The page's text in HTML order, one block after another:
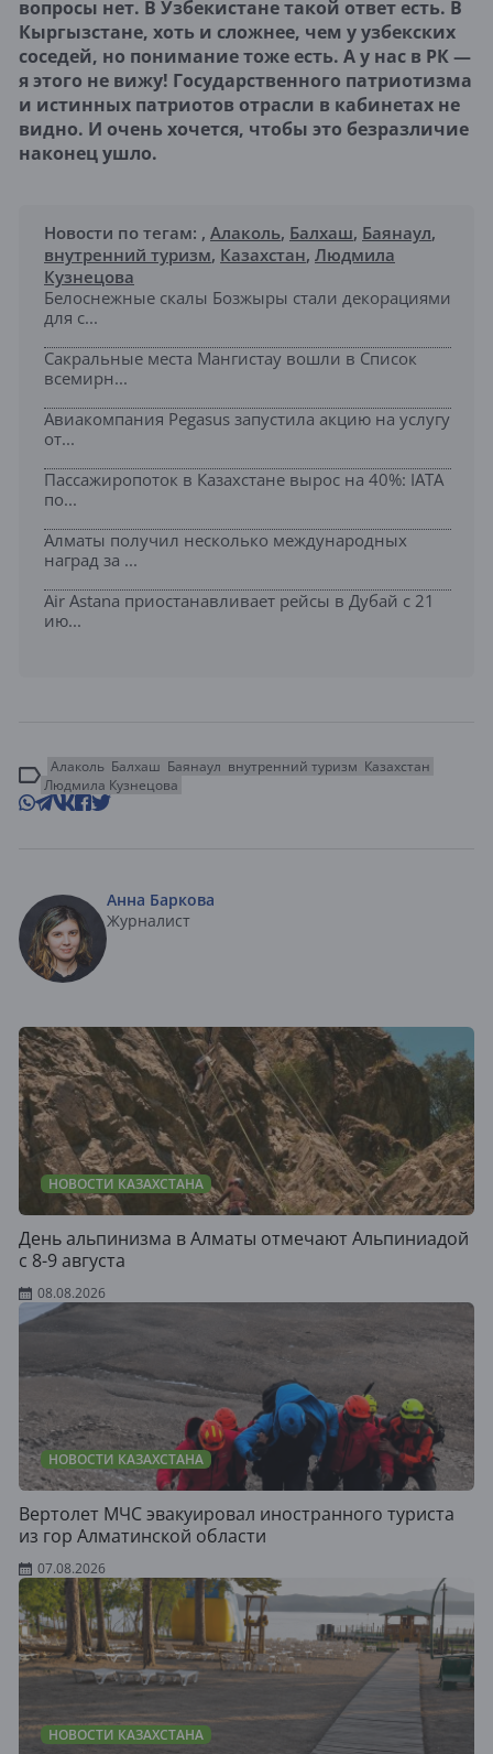
вопросы нет. В Узбекистане такой ответ есть. В
Кыргызстане, хоть и сложнее, чем у узбекских
соседей, но понимание тоже есть. А у нас в РК —
я этого не вижу! Государственного патриотизма
и истинных патриотов отрасли в кабинетах не
видно. И очень хочется, чтобы это безразличие
наконец ушло.
Новости по тегам: , Алаколь, Балхаш, Баянаул,
внутренний туризм, Казахстан, Людмила
Кузнецова
Белоснежные скалы Бозжыры стали декорациями
для с...
Сакральные места Мангистау вошли в Список
всемирн...
Авиакомпания Pegasus запустила акцию на услугу
от...
Пассажиропоток в Казахстане вырос на 40%: IATA
по...
Алматы получил несколько международных
наград за ...
Air Astana приостанавливает рейсы в Дубай с 21
ию...
Алаколь Балхаш Баянаул внутренний туризм Казахстан
Людмила Кузнецова
Анна Баркова
Журналист
НОВОСТИ КАЗАХСТАНА
День альпинизма в Алматы отмечают Альпиниадой
с 8-9 августа
08.08.2026
НОВОСТИ КАЗАХСТАНА
Вертолет МЧС эвакуировал иностранного туриста
из гор Алматинской области
07.08.2026
НОВОСТИ КАЗАХСТАНА